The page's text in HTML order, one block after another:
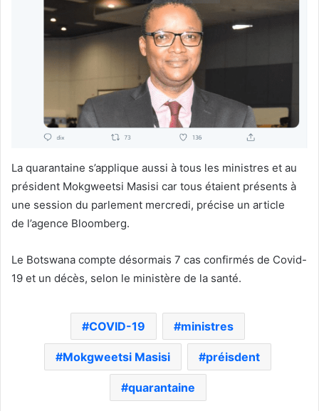
La quarantaine s’applique aussi à tous les ministres et au
président Mokgweetsi Masisi car tous étaient présents à
une session du parlement mercredi, précise un article
de l’agence Bloomberg.
Le Botswana compte désormais 7 cas confirmés de Covid-
19 et un décès, selon le ministère de la santé.
COVID-19 ministres
Mokgweetsi Masisi préisdent
quarantaine